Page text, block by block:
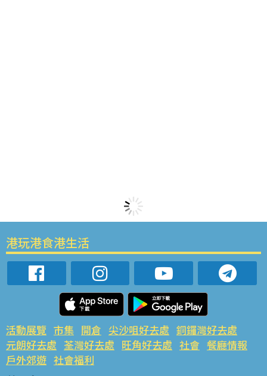
港玩港食港生活
活動展覽 市集 開倉 尖沙咀好去處 銅鑼灣好去處
元朗好去處 荃灣好去處 旺角好去處 社會 餐廳情報
戶外郊遊 社會福利